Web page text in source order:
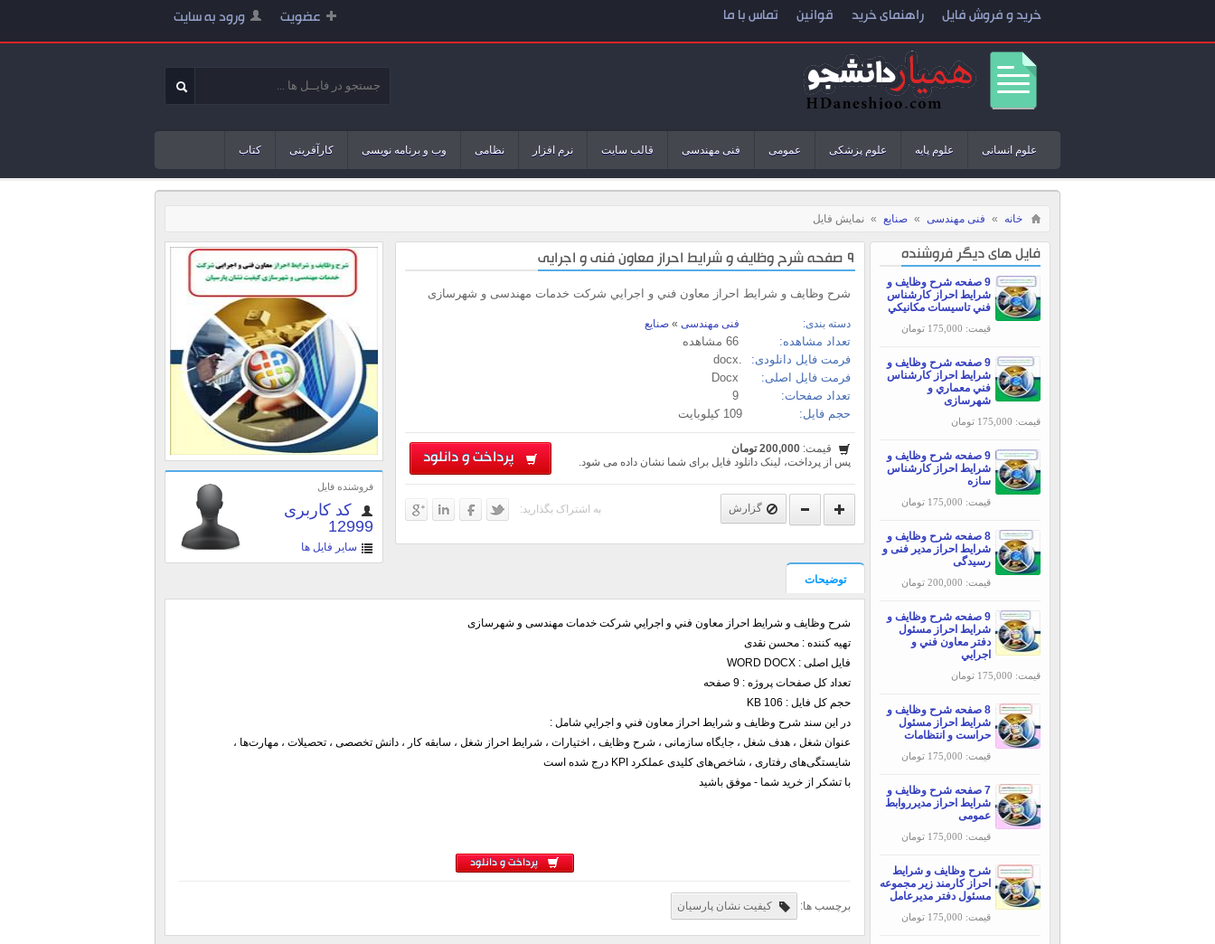
عضویت ورود به سایت خرید و فروش فایل راهنمای خرید قوانین تماس با ما
علوم انسانی علوم پایه علوم پزشکی عمومی فنی مهندسی قالب سایت نرم افزار نظامی وب و برنامه نویسی کارآفرینی کتاب
خانه » فنی مهندسی » صنایع » نمایش فایل
فایل های دیگر فروشنده
9 صفحه شرح وظایف و
شرایط احراز کارشناس
فني تاسيسات مکانيکي
قیمت: 175,000 تومان
9 صفحه شرح وظایف و
شرایط احراز کارشناس
فني معماري و
شهرسازی
قیمت: 175,000 تومان
9 صفحه شرح وظایف و
شرایط احراز کارشناس
سازه
قیمت: 175,000 تومان
8 صفحه شرح وظایف و
شرایط احراز مدير فنی و
رسیدگی
قیمت: 200,000 تومان
9 صفحه شرح وظایف و
شرایط احراز مسئول
دفتر معاون فني و
اجرايي
قیمت: 175,000 تومان
8 صفحه شرح وظایف و
شرایط احراز مسئول
حراست و انتظامات
قیمت: 175,000 تومان
7 صفحه شرح وظایف و
شرایط احراز مدیرروابط
عمومی
قیمت: 175,000 تومان
شرح وظایف و شرایط
احراز کارمند زیر مجموعه
مسئول دفتر مدیرعامل
قیمت: 175,000 تومان
فروشنده فایل
کد کاربری
12999
سایر فایل ها
9 صفحه شرح وظایف و شرایط احراز معاون فني و اجرايي
شرح وظایف و شرایط احراز معاون فني و اجرايي شرکت خدمات مهندسی و شهرسازی
دسته بندی: فنی مهندسی » صنایع
تعداد مشاهده:
فرمت فایل دانلودی:
.docx
فرمت فایل اصلی:
تعداد صفحات:
حجم فایل:
109 کیلوبایت
پرداخت و دانلود
قیمت: 200,000 تومان
پس از پرداخت، لینک دانلود فایل برای شما نشان داده می شود.
گزارش به اشتراک بگذارید:
توضیحات
شرح وظایف و شرایط احراز معاون فني و اجرايي شرکت خدمات مهندسی و شهرسازی
تهيه کننده : محسن نقدی
فایل اصلی : WORD DOCX
تعداد کل صفحات پروژه : 9 صفحه
حجم کل فایل : 106 KB
در این سند شرح وظایف و شرایط احراز معاون فني و اجرايي شامل :
عنوان شغل ، هدف شغل ، جایگاه سازمانی ، شرح وظایف ، اختیارات ، شرایط احراز شغل ، سابقه کار ، دانش تخصصی ، تحصیلات ، مهارت‌ها ،
شایستگی‌های رفتاری ، شاخص‌های کلیدی عملکرد KPI درج شده است
با تشکر از خرید شما - موفق باشید
پرداخت و دانلود
برچسب ها: کیفیت نشان پارسیان